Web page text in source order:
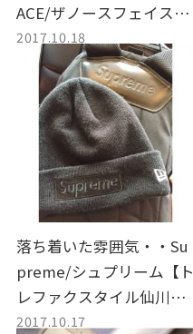
ACE/ザノースフェイス」
16AWモデルご用意してお
ります。【トレファクス
タイル仙川メンズ館】
2017.10.18
落ち着いた雰囲気・・Su
preme/シュプリーム【ト
レファクスタイル仙川メ
ンズ館】
2017.10.17